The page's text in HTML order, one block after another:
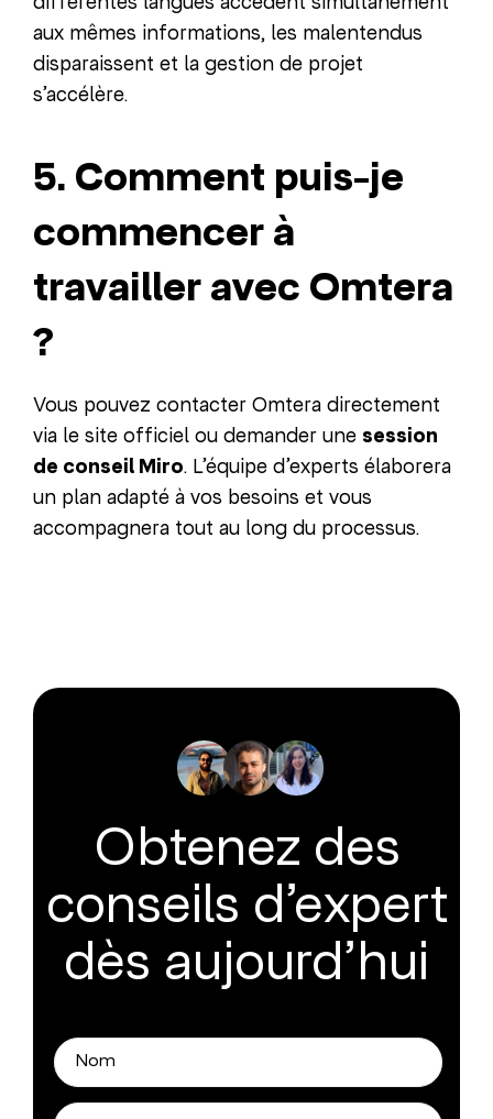
aux mêmes informations, les malentendus
disparaissent et la gestion de projet
s’accélère.
5. Comment puis-je
commencer à
travailler avec Omtera
?
Vous pouvez contacter Omtera directement
via le site officiel ou demander une session
de conseil Miro. L’équipe d’experts élaborera
un plan adapté à vos besoins et vous
accompagnera tout au long du processus.
Obtenez des
conseils d’expert
dès aujourd’hui